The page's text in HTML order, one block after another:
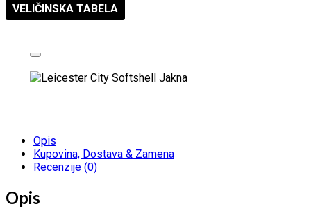
VELIČINSKA TABELA
Opis
Kupovina, Dostava & Zamena
Recenzije (0)
Opis